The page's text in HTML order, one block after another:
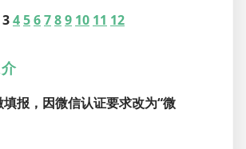
3456789 10 11 12
报，因微信认证要求改为“微